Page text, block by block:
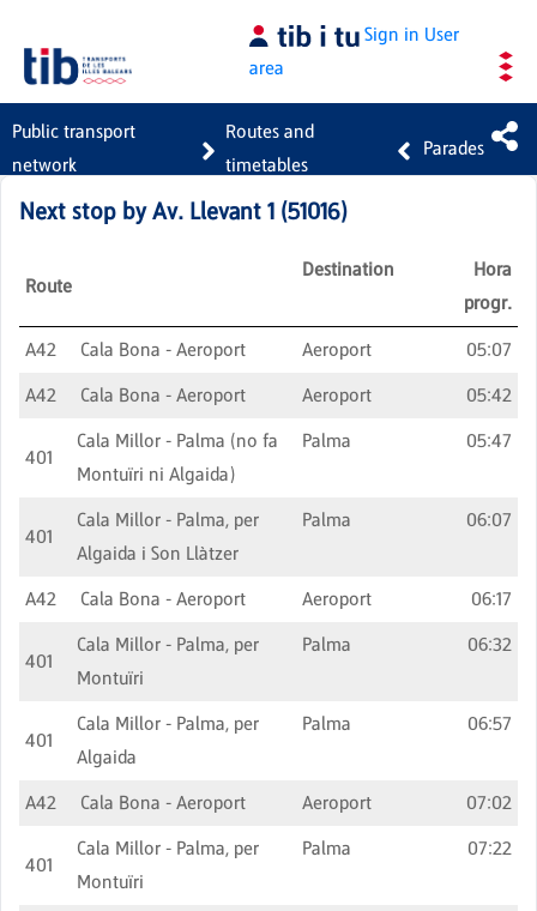
Sign in User
area
Public transport
network
Routes and
timetables
Parades
Next stop byAv. Llevant 1 (51016)
Route
Destination
Hora
progr.
A42 Cala Bona - Aeroport Aeroport
05:07
A42
Cala Bona - Aeroport Aeroport 05:42
401
Cala Millor - Palma (no fa
Montuïri ni Algaida)
Palma 05:47
401
Cala Millor - Palma, per
Algaida i Son Llàtzer
Palma 06:07
A42 Cala Bona - Aeroport Aeroport 06:17
401
Cala Millor - Palma, per
Montuïri
Palma 06:32
401
Cala Millor - Palma, per
Algaida
Palma 06:57
A42 Cala Bona - Aeroport Aeroport 07:02
401
Cala Millor - Palma, per
Montuïri
Palma 07:22